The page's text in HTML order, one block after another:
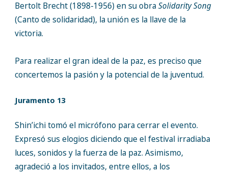
Bertolt Brecht (1898-1956) en su obraSolidarity Song
(Canto de solidaridad), la unión es la llave de la
victoria.
Para realizar el gran ideal de la paz, es preciso que
concertemos la pasión y la potencial de la juventud.
Juramento 13
Shin’ichi tomó el micrófono para cerrar el evento.
Expresó sus elogios diciendo que el festival irradiaba
luces, sonidos y la fuerza de la paz. Asimismo,
agradeció a los invitados, entre ellos, a los